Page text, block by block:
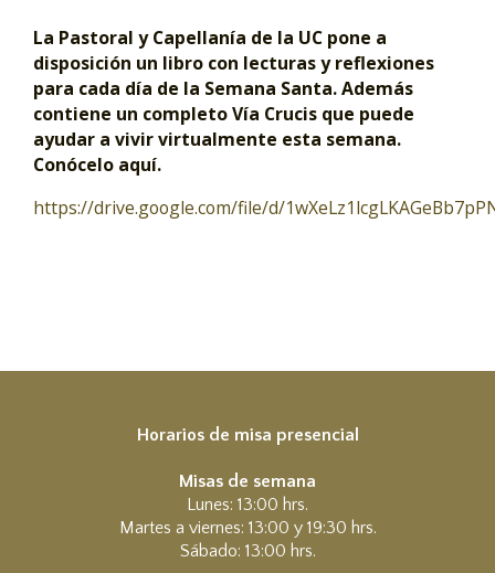
La Pastoral y Capellanía de la UC pone a
disposición un libro con lecturas y reflexiones
para cada día de la Semana Santa. Además
contiene un completo Vía Crucis que puede
ayudar a vivir virtualmente esta semana.
Conócelo aquí.
https://drive.google.com/file/d/
Horarios de misa presencial
Misas de semana
Lunes: 13:00 hrs.
Martes a viernes: 13:00 y 19:30 hrs.
Sábado: 13:00 hrs.